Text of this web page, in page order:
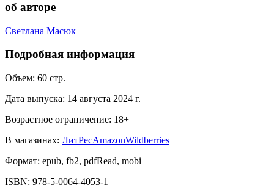
об авторе
Светлана Масюк
Подробная информация
Объем: 60 стр.
Дата выпуска: 14 августа 2024 г.
Возрастное ограничение: 18+
В магазинах: ЛитРесAmazonWildberries
Формат: epub, fb2, pdfRead, mobi
ISBN: 978-5-0064-4053-1